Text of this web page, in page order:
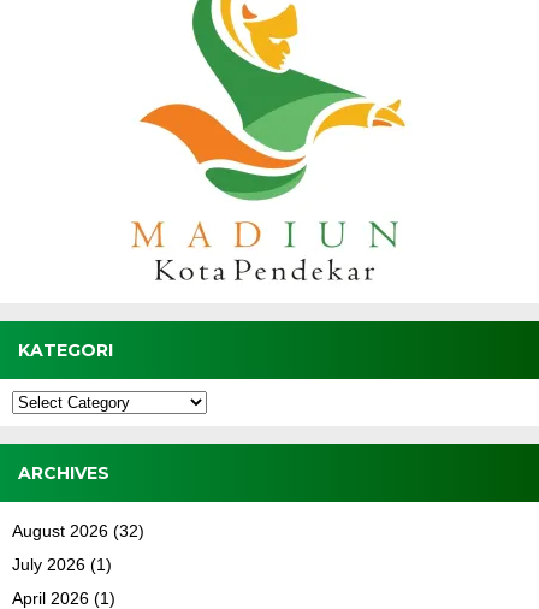
KATEGORI
Kategori
ARCHIVES
August 2026 (32)
July 2026 (1)
April 2026 (1)